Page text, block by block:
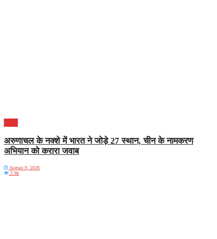
अरुणाचल के नक्शे में भारत ने जोड़े 27 स्थान, चीन के नामकरण
अभियान को करारा जवाब
August 9, 2026
5.9k